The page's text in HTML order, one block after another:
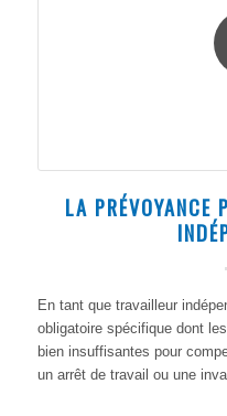
LA PRÉVOYANCE
En tant que travailleur
obligatoire spécifique dont
bien insuffisantes pour
un arrêt de travail ou une